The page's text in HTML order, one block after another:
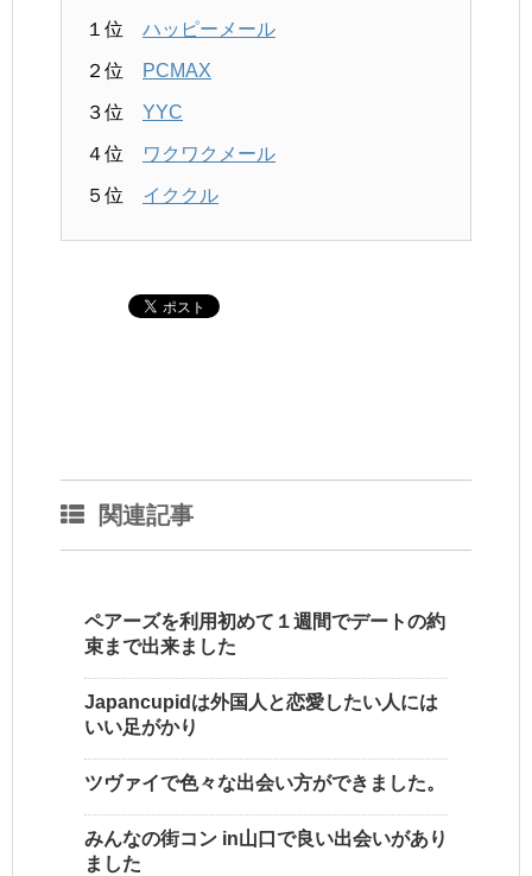
１位 ハッピーメール
２位 PCMAX
３位 YYC
４位 ワクワクメール
５位 イククル
関連記事
ペアーズを利用初めて１週間でデートの約
束まで出来ました
Japancupidは外国人と恋愛したい人には
いい足がかり
ツヴァイで色々な出会い方ができました。
みんなの街コン in山口で良い出会いがあり
ました